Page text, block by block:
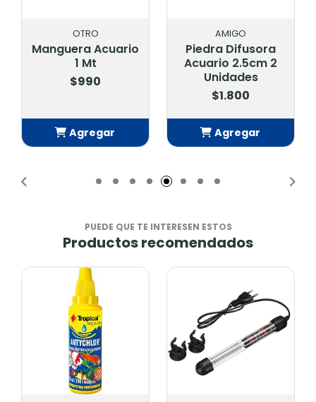
AMIGO
Piedra Difusora
Acuario 2.5cm 2
Unidades
Agregar
SERA
Sera Algovec 100
Ml
$11.900
Agregar
PUEDE QUE TE INTERESEN ESTOS
Productos recomendados